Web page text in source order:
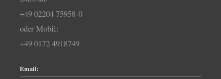
+49 02204 75958-0
oder Mobil:
+49 0172 4918749
Email: